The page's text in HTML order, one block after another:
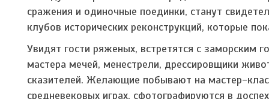
сражения и одиночные поединки, станут
клубов исторических реконструкций, которые
Увидят гости ряженых, встретятся с заморским
мастера мечей, менестрели, дрессировщики
сказителей. Желающие побывают на мастер-
средневековых играх, сфотографируются в